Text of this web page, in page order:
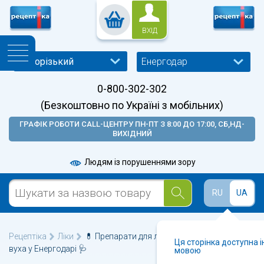
ВХІД
Енергодар
0-800-302-302
(Безкоштовно по Україні з мобільних)
ГРАФІК РОБОТИ CALL-ЦЕНТРУ ПН-ПТ З 8:00 ДО 17:00, СБ,НД-
ВИХІДНИЙ
Людям із порушеннями зору
RU UA
Ця сторінка доступна
мовою
Рецептіка Ліки
💊 Препарати для лікування захворювань
вуха у Енергодарі 🩺